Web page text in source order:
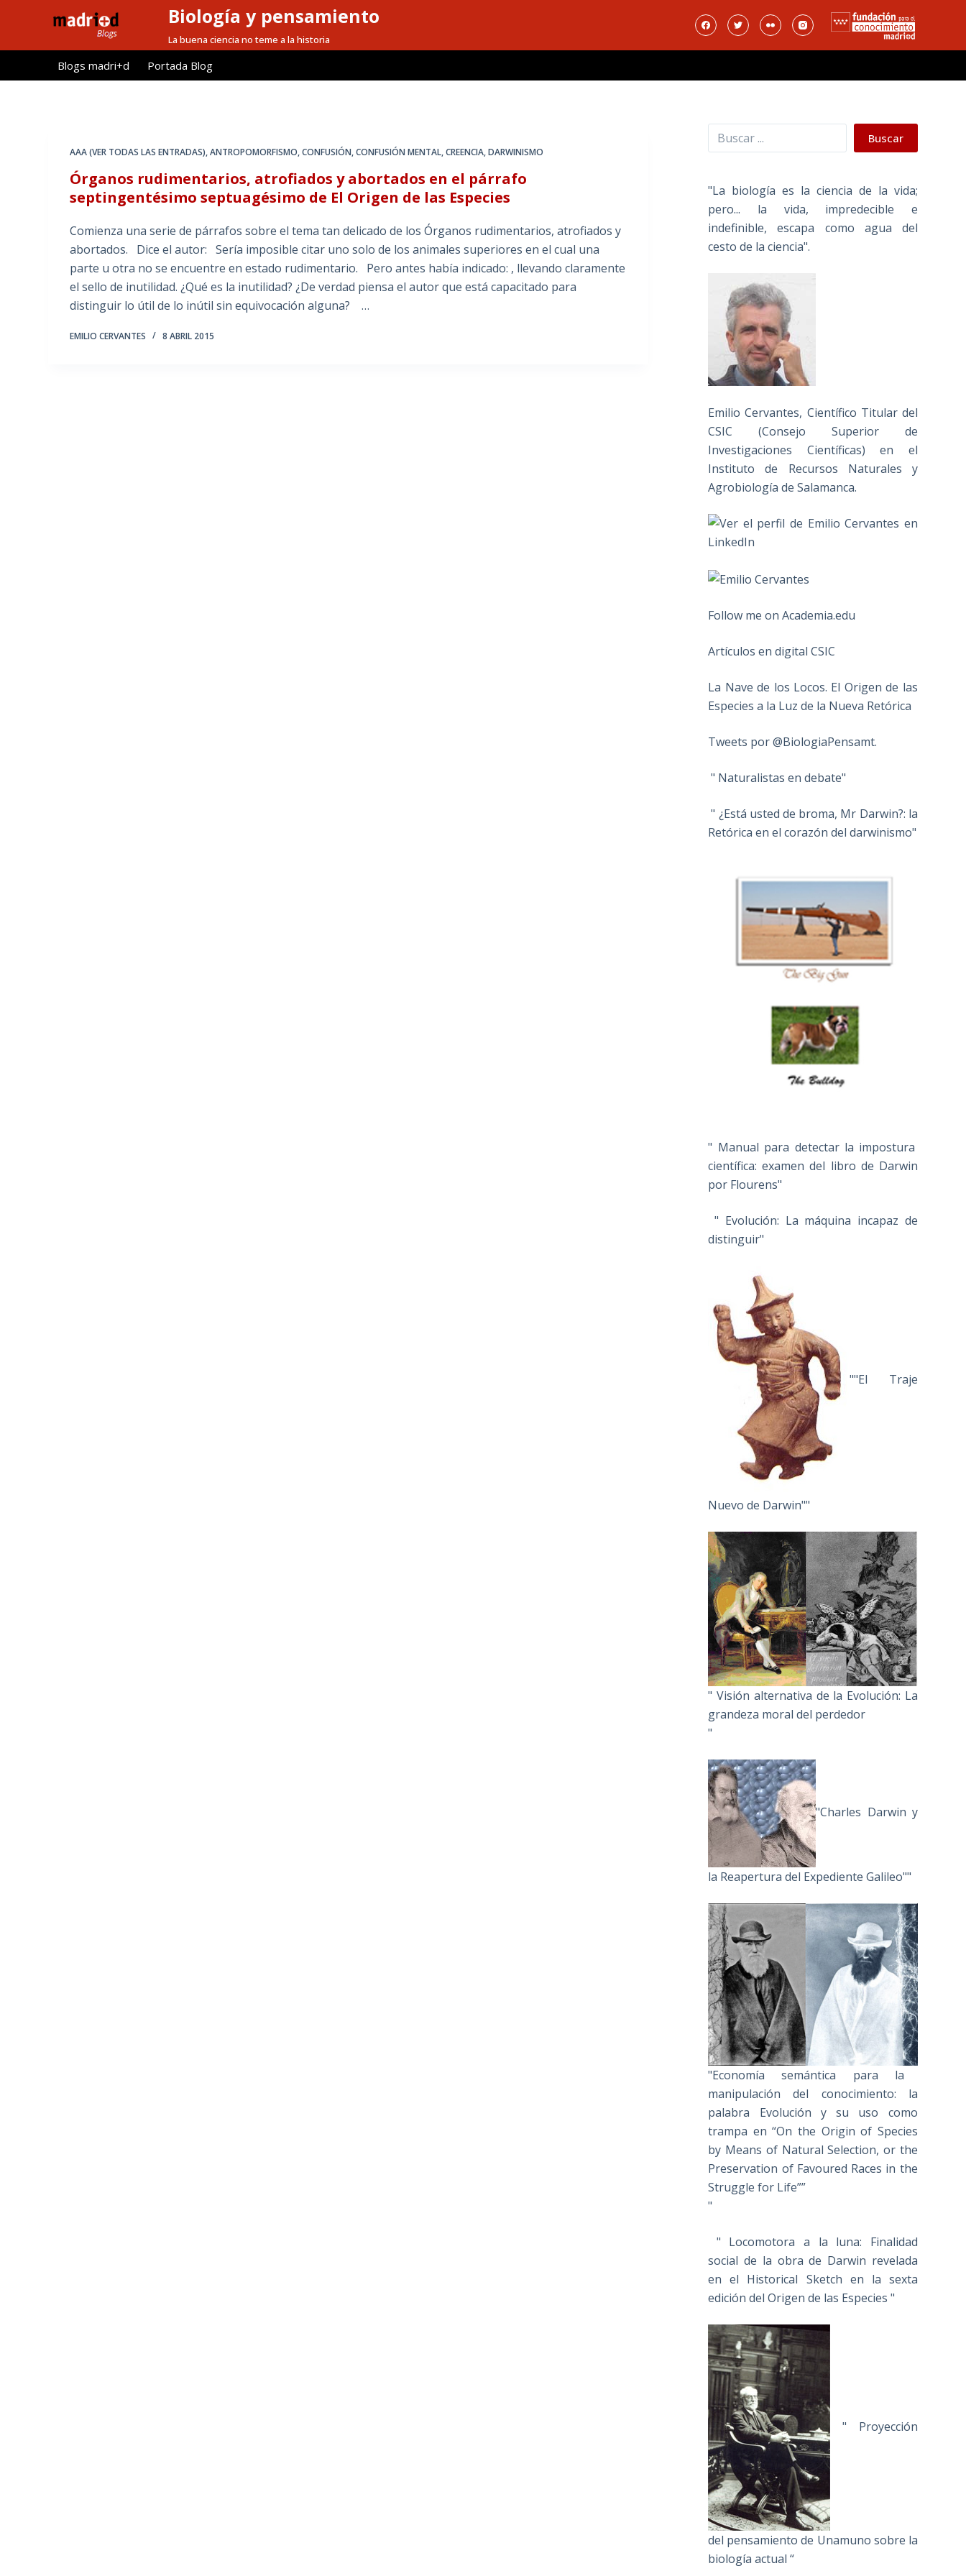
l
Biología y pensamiento
La buena ciencia no teme a la historia
Blogs madri+d Portada Blog
AAA (VER TODAS LAS ENTRADAS),ANTROPOMORFISMO,CONFUSIÓN,CONFUSIÓN MENTAL,CREENCIA,DARWINISMO
Órganos rudimentarios, atrofiados y abortados en el párrafo
septingentésimo septuagésimo de El Origen de las Especies
Comienza una serie de párrafos sobre el tema tan delicado de los Órganos rudimentarios, atrofiados y
abortados. Dice el autor: Sería imposible citar uno solo de los animales superiores en el cual una
parte u otra no se encuentre en estado rudimentario. Pero antes había indicado: , llevando claramente
el sello de inutilidad. ¿Qué es la inutilidad? ¿De verdad piensa el autor que está capacitado para
distinguir lo útil de lo inútil sin equivocación alguna? …
EMILIO CERVANTES 8 ABRIL 2015
Buscar Buscar
"La biología es la ciencia de la vida;
pero... la vida, impredecible e
indefinible, escapa como agua del
cesto de la ciencia".
Emilio Cervantes, Científico Titular del
CSIC (Consejo Superior de
Investigaciones Científicas) en el
Instituto de Recursos Naturales y
Agrobiología de Salamanca.
Follow me on Academia.edu
Artículos en digital CSIC
La Nave de los Locos. El Origen de las
Especies a la Luz de la Nueva Retórica
Tweets por @BiologiaPensamt.
" Naturalistas en debate"
" ¿Está usted de broma, Mr Darwin?: la
Retórica en el corazón del darwinismo"
" Manual para detectar la impostura
científica: examen del libro de Darwin
por Flourens"
" Evolución: La máquina incapaz de
distinguir"
""El Traje
Nuevo de Darwin""
" Visión alternativa de la Evolución: La
grandeza moral del perdedor
"
"Charles Darwin y
la Reapertura del Expediente Galileo""
"Economía semántica para la
manipulación del conocimiento: la
palabra Evolución y su uso como
trampa en “On the Origin of Species
by Means of Natural Selection, or the
Preservation of Favoured Races in the
Struggle for Life””
"
" Locomotora a la luna: Finalidad
social de la obra de Darwin revelada
en el Historical Sketch en la sexta
edición del Origen de las Especies "
" Proyección
del pensamiento de Unamuno sobre la
biología actual “